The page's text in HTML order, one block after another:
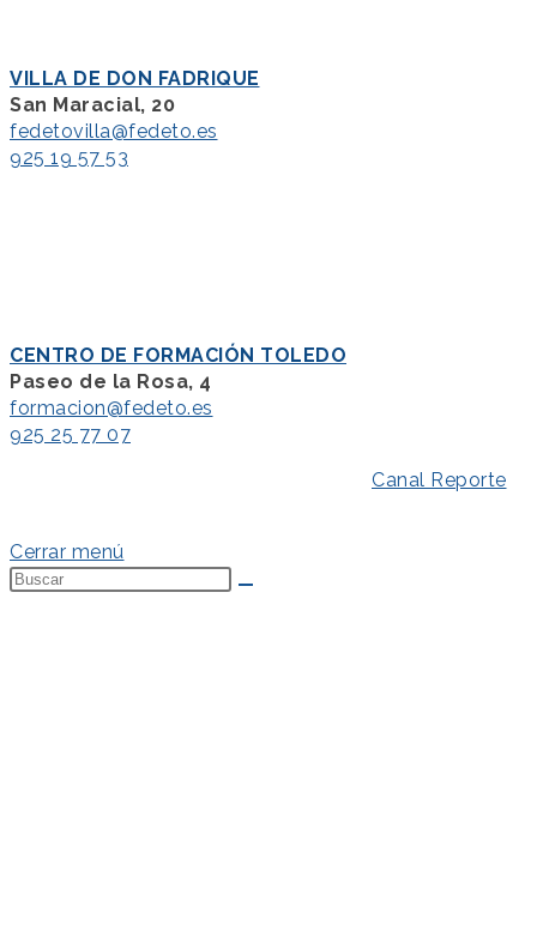
VILLA DE DON FADRIQUE
San Maracial, 20
fedetovilla@fedeto.es
925 19 57 53
CENTRO DE FORMACIÓN TOLEDO
Paseo de la Rosa, 4
formacion@fedeto.es
925 25 77 07
Canal Reporte
Cerrar menú